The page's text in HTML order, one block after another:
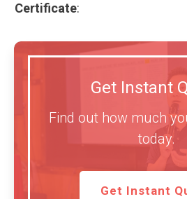
Certificate:
Get Instant
Find out how much
today.
Get Instant